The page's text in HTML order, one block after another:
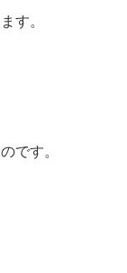
す。
です。